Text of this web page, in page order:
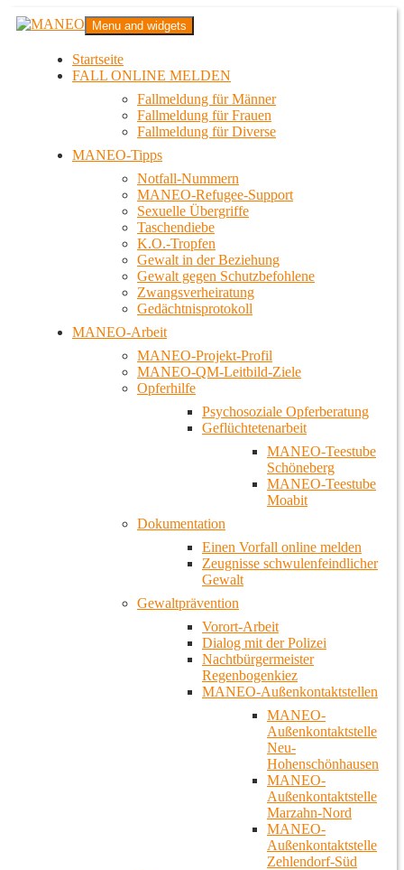
Zum
InhaltMANEO
Das schwule Anti-Gewalt-Projekt in Berlin
Menu and widgets
Startseite
FALL ONLINE MELDEN
Fallmeldung für Männer
Fallmeldung für Frauen
Fallmeldung für Diverse
MANEO-Tipps
Notfall-Nummern
MANEO-Refugee-Support
Sexuelle Übergriffe
Taschendiebe
K.O.-Tropfen
Gewalt in der Beziehung
Gewalt gegen Schutzbefohlene
Zwangsverheiratung
Gedächtnisprotokoll
MANEO-Arbeit
MANEO-Projekt-Profil
MANEO-QM-Leitbild-Ziele
Opferhilfe
Psychosoziale Opferberatung
Geflüchtetenarbeit
MANEO-Teestube
Schöneberg
MANEO-Teestube
Moabit
Dokumentation
Einen Vorfall online melden
Zeugnisse schwulenfeindlicher
Gewalt
Gewaltprävention
Vorort-Arbeit
Dialog mit der Polizei
Nachtbürgermeister
Regenbogenkiez
MANEO-Außenkontaktstellen
MANEO-
Außenkontaktstelle
Neu-
Hohenschönhausen
MANEO-
Außenkontaktstelle
Marzahn-Nord
MANEO-
Außenkontaktstelle
Zehlendorf-Süd